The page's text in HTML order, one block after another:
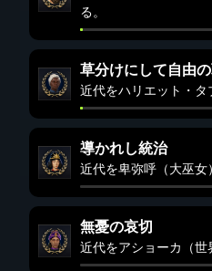
る。
草分けにして自由
近代をハリエット・タ
導かれし統治
近代を卑弥呼（大巫女
無憂の哀切
近代をアショーカ（世